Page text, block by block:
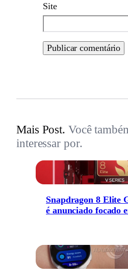
Site
Mais Post. Você
interessar por.
Snapdragon 8 Elite
é anunciado focado